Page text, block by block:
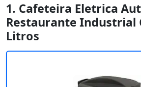
1. Cafeteira Eletrica
Restaurante Industrial
Litros